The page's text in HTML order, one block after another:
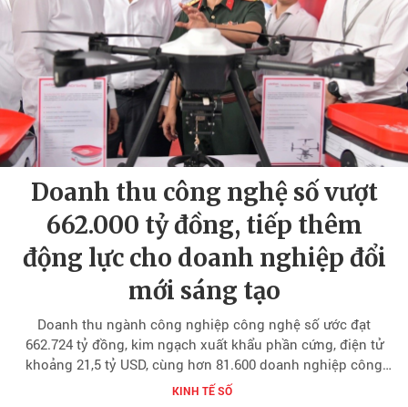
Doanh thu công nghệ số vượt
662.000 tỷ đồng, tiếp thêm
động lực cho doanh nghiệp đổi
mới sáng tạo
Doanh thu ngành công nghiệp công nghệ số ước đạt
662.724 tỷ đồng, kim ngạch xuất khẩu phần cứng, điện tử
khoảng 21,5 tỷ USD, cùng hơn 81.600 doanh nghiệp công
nghệ số đang hoạt động. Những con số được công bố tại
KINH TẾ SỐ